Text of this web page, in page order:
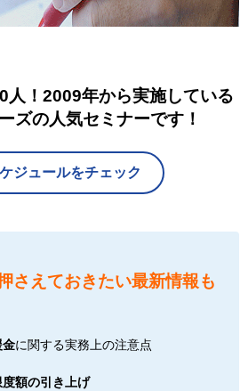
人！2009年から実施している
ズの人気セミナーです！
ジュールをチェック
さえておきたい最新情報も
金に関する実務上の注意点
額の引き上げ